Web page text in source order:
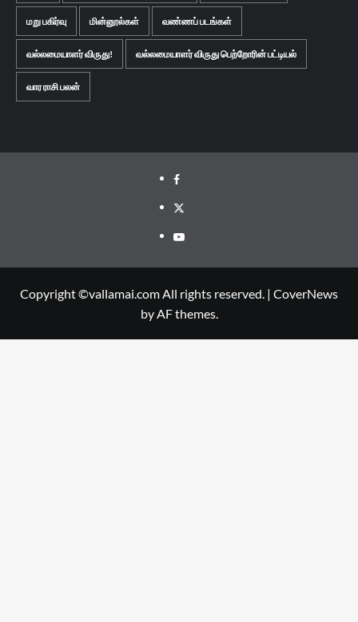
மறு பகிர்வு மின்னூல்கள் வண்ணப் படங்கள்
வல்லமையாளர் விருது! வல்லமையாளர் விருது பெற்றோரின் பட்டியல்
வார ராசி பலன்
Facebook
Twitter
Youtube
Copyright ©vallamai.com All rights reserved. | CoverNews
by AF themes.